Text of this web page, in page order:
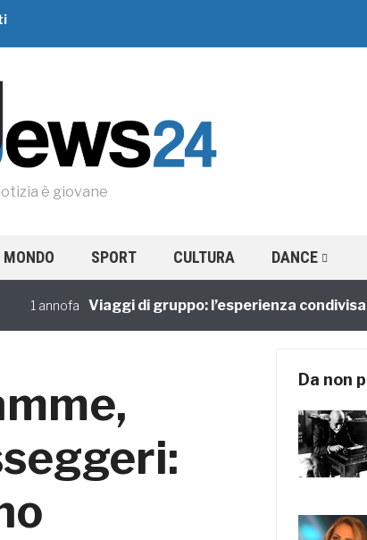
è giovane
MONDO SPORT CULTURA DANCE
annofa Viaggi di gruppo: l’esperienza condivisa
Da non